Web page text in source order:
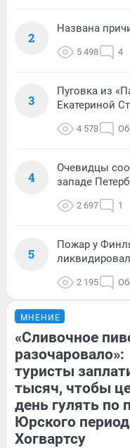
2
Названа
5 498 4
3
Пуговка из
Екатериной
4 578
4
Очевидцы
западе
2 697 1
5
Пожар у
2 195
МНЕНИЕ
«Сливочное
разочаровало»:
туристы
тысяч, чтобы
день гулять по
Юрского
Хогвартсу